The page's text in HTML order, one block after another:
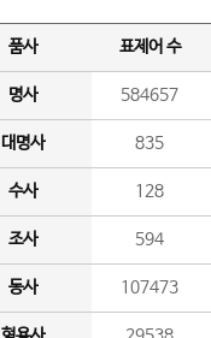
품사 표제어 수
명사 584657
대명사 835
수사 128
조사 594
동사 107473